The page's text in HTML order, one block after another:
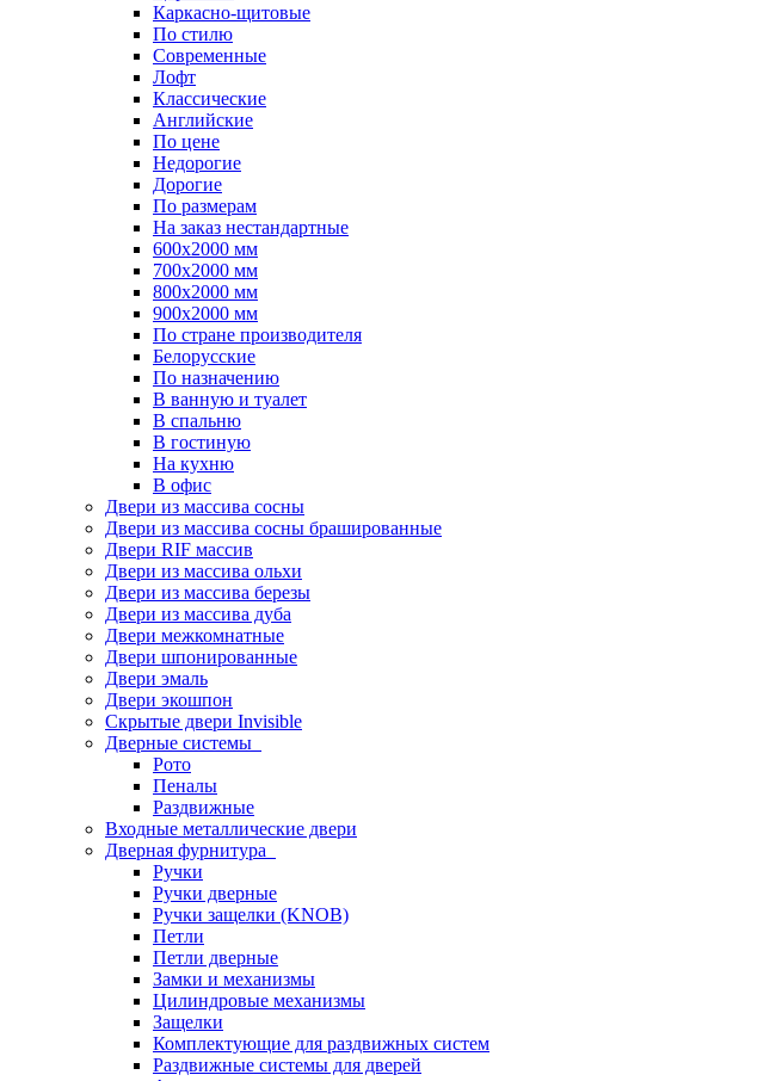
Каркасно-щитовые
По стилю
Современные
Лофт
Классические
Английские
По цене
Недорогие
Дорогие
По размерам
На заказ нестандартные
600х2000 мм
700х2000 мм
800х2000 мм
900х2000 мм
По стране производителя
Белорусские
По назначению
В ванную и туалет
В спальню
В гостиную
На кухню
В офис
Двери из массива сосны
Двери из массива сосны брашированные
Двери RIF массив
Двери из массива ольхи
Двери из массива березы
Двери из массива дуба
Двери межкомнатные
Двери шпонированные
Двери эмаль
Двери экошпон
Скрытые двери Invisible
Дверные системы
Рото
Пеналы
Раздвижные
Входные металлические двери
Дверная фурнитура
Ручки
Ручки дверные
Ручки защелки (KNOB)
Петли
Петли дверные
Замки и механизмы
Цилиндровые механизмы
Защелки
Комплектующие для раздвижных систем
Раздвижные системы для дверей